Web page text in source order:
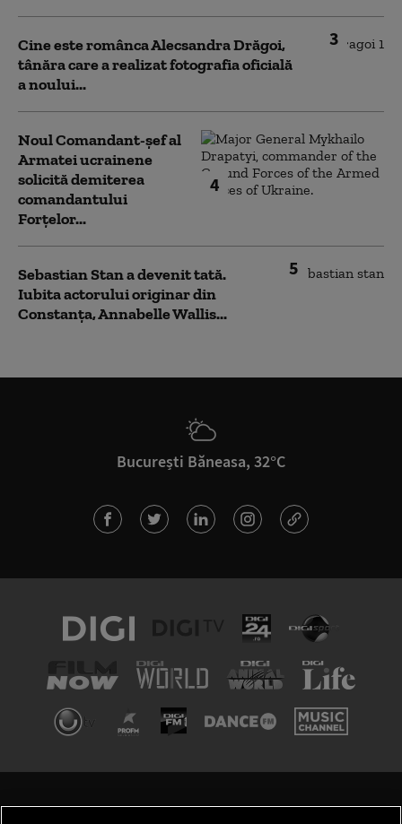
3
Cine este românca Alecsandra Drăgoi,
tânăra care a realizat fotografia oficială
a noului...
4
Noul Comandant-șef al
Armatei ucrainene
solicită demiterea
comandantului
Forțelor...
5
Sebastian Stan a devenit tată.
Iubita actorului originar din
Constanța, Annabelle Wallis...
București Băneasa, 32°C